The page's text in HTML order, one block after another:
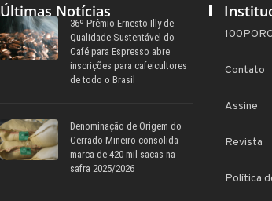
Últimas Notícias
36º Prêmio Ernesto Illy de
Qualidade Sustentável do
Café para Espresso abre
inscrições para cafeicultores
de todo o Brasil
Denominação de Origem do
Cerrado Mineiro consolida
marca de 420 mil sacas na
safra 2025/2026
Contato
Assine
Revista
Política